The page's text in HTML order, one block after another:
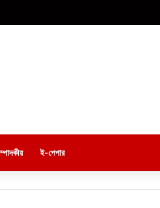
ই-পেপার